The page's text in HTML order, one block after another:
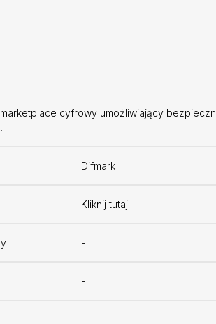
cyfrowy umożliwiający
Difmark
Kliknij tutaj
-
-